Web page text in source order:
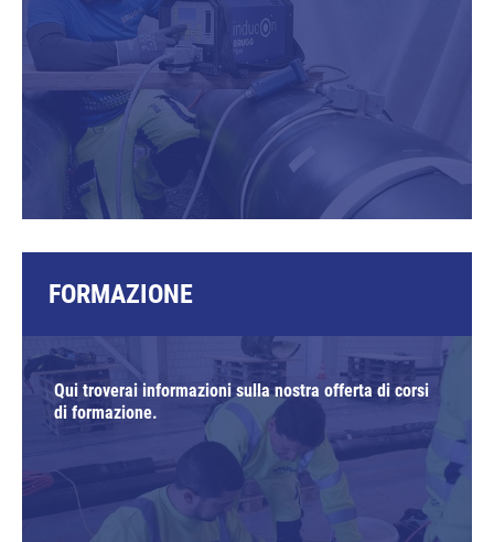
FORMAZIONE
Qui troverai informazioni sulla nostra offerta di corsi
di formazione.